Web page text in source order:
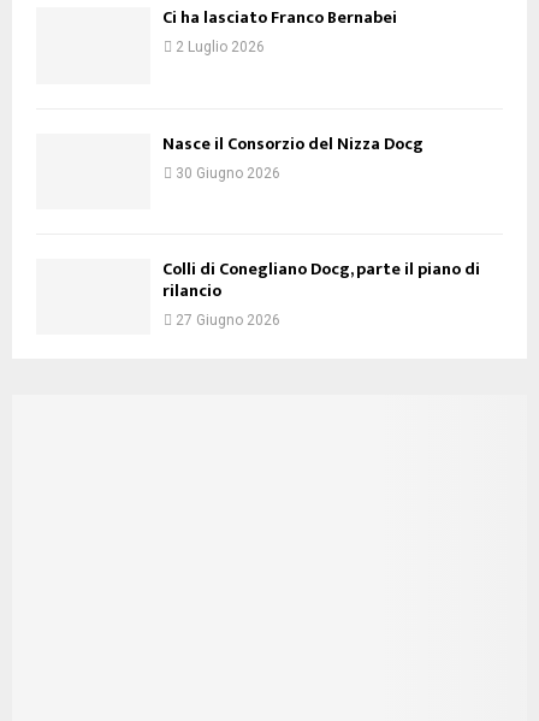
Ci ha lasciato Franco Bernabei
2 Luglio 2026
Nasce il Consorzio del Nizza Docg
30 Giugno 2026
Colli di Conegliano Docg, parte il piano di
rilancio
27 Giugno 2026